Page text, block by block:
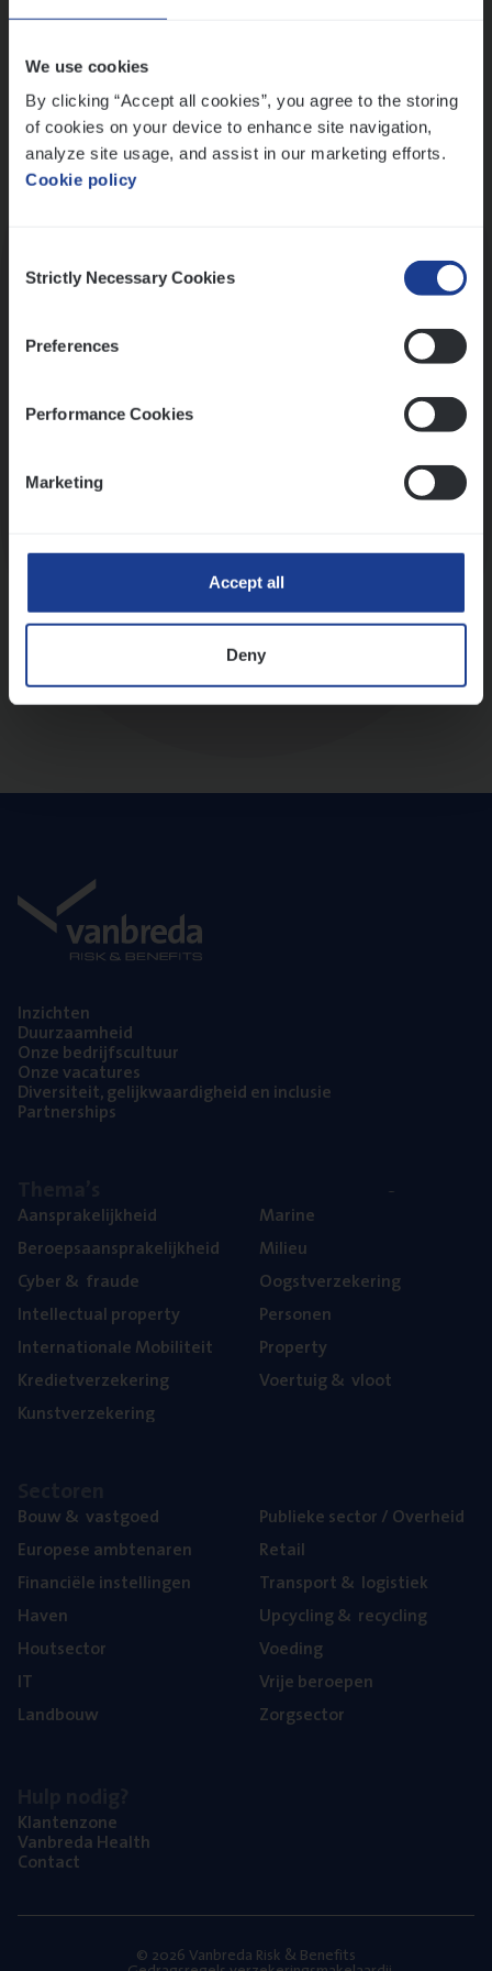
We use cookies
By clicking “Accept all cookies”, you agree to the storing
of cookies on your device to enhance site navigation,
analyze site usage, and assist in our marketing efforts.
Cookie policy
Selection
Strictly Necessary Cookies
Preferences
Performance Cookies
Marketing
Accept all
Deny
Inzich­ten
Duur­zaam­heid
Onze bedrijfs­cul­tuur
Onze vaca­tu­res
Diver­si­teit, gelijk­waar­dig­heid en inclusie
Part­ner­ships
Aan­spra­ke­lijk­heid
Beroeps­aan­spra­ke­lijk­heid
Cyber& fraude
Intel­lec­tu­al property
Inter­na­ti­o­na­le Mobiliteit
Kre­diet­ver­ze­ke­ring
Kunst­ver­ze­ke­ring
Mari­ne
Mili­eu
Oogst­ver­ze­ke­ring
Per­so­nen
Pro­per­ty
Voer­tuig& vloot
Bouw& vastgoed
Euro­pe­se ambtenaren
Finan­ci­ë­le instellingen
Haven
Hout­sec­tor
IT
Land­bouw
Publie­ke sec­tor / Overheid
Retail
Trans­port& logistiek
Upcy­cling& recycling
Voe­ding
Vrije beroe­pen
Zorg­sec­tor
Klan­ten­zo­ne
Van­b­re­da Health
Con­tact
© 2026 Vanbreda Risk & Benefits